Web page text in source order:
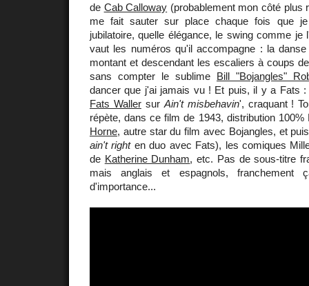
de Cab Calloway (probablement mon côté plus
me fait sauter sur place chaque fois que
jubilatoire, quelle élégance, le swing comme je
vaut les numéros qu'il accompagne : la
montant et descendant les escaliers à coups
sans compter le sublime Bill "Bojangles"
dancer que j'ai jamais vu ! Et puis, il y a Fats
Fats Wallersur Ain't misbehavin', craquant !
répète, dans ce film de 1943, distribution
Horne, autre star du film avec Bojangles, et
ain't righten duo avec Fats), les comiques
de Katherine Dunham, etc. Pas de sous-titre
mais anglais et espagnols,
d'importance...